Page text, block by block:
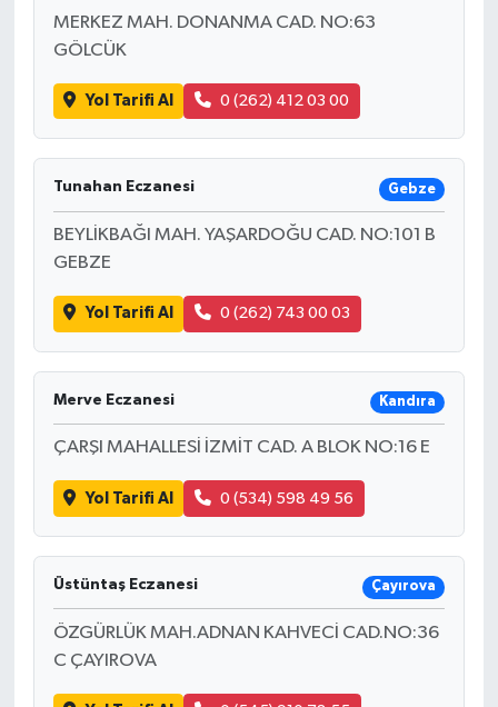
MERKEZ MAH. DONANMA CAD. NO:63
GÖLCÜK
Yol Tarifi Al 0 (262) 412 03 00
Tunahan Eczanesi Gebze
BEYLİKBAĞI MAH. YAŞARDOĞU CAD. NO:101 B
GEBZE
Yol Tarifi Al 0 (262) 743 00 03
Merve Eczanesi Kandıra
ÇARŞI MAHALLESİ İZMİT CAD. A BLOK NO:16 E
Yol Tarifi Al 0 (534) 598 49 56
Üstüntaş Eczanesi Çayırova
ÖZGÜRLÜK MAH.ADNAN KAHVECİ CAD.NO:36
C ÇAYIROVA